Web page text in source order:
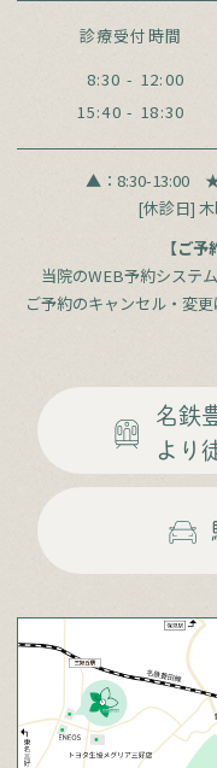
診療受付時間
8:30 - 12:00
15:40 - 18:30
▲：8:30-13:00
[休診日]
【ご
当院のWEB予約システ
ご予約のキャンセル・変
名鉄
より